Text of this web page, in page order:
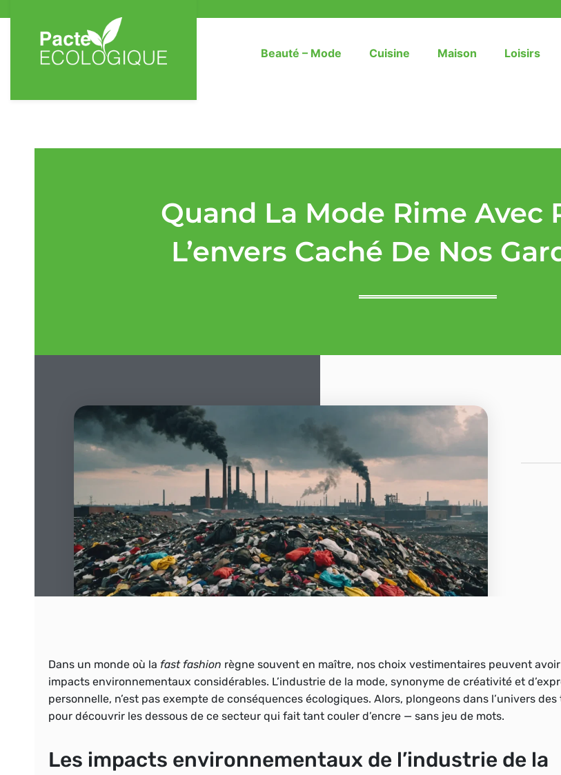
Beauté – Mode Cuisine Maison Loisirs
Quand La Mode Rime Avec
L’envers Caché De Nos
Dans un monde où la fast fashion règne souvent en maître, nos choix vestimentaires peuvent
impacts environnementaux considérables. L’industrie de la mode, synonyme de créativité et
personnelle, n’est pas exempte de conséquences écologiques. Alors, plongeons dans l’univers
pour découvrir les dessous de ce secteur qui fait tant couler d’encre — sans jeu de mots.
Les impacts environnementaux de l’industrie de la